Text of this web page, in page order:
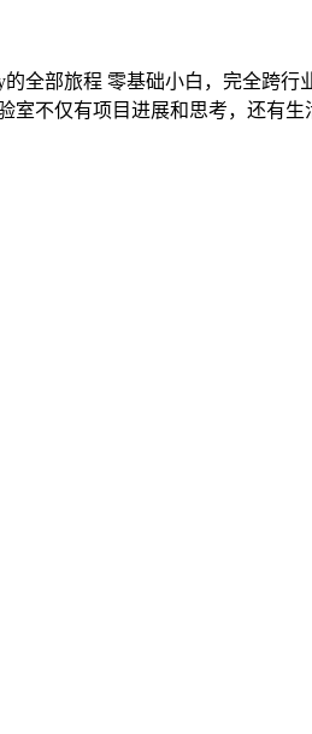
的全部旅程 零基础小白，完全跨
室不仅有项目进展和思考，还有